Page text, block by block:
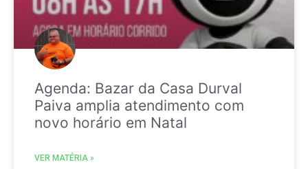
Agenda: Bazar da Casa Durval
Paiva amplia atendimento com
novo horário em Natal
VER MATÉRIA »